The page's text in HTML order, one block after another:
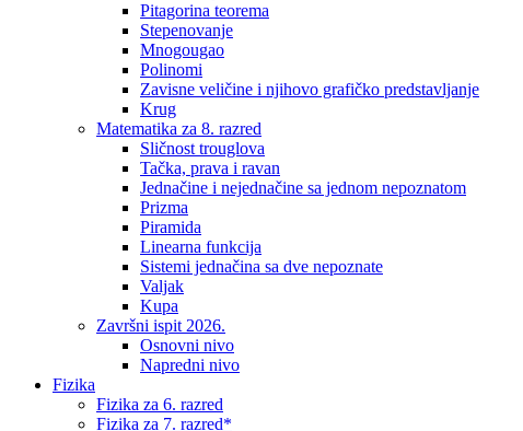
Pitagorina teorema
Stepenovanje
Mnogougao
Polinomi
Zavisne veličine i njihovo grafičko predstavljanje
Krug
Matematika za 8. razred
Sličnost trouglova
Tačka, prava i ravan
Jednačine i nejednačine sa jednom nepoznatom
Prizma
Piramida
Linearna funkcija
Sistemi jednačina sa dve nepoznate
Valjak
Kupa
Završni ispit 2026.
Osnovni nivo
Napredni nivo
Fizika
Fizika za 6. razred
Fizika za 7. razred*